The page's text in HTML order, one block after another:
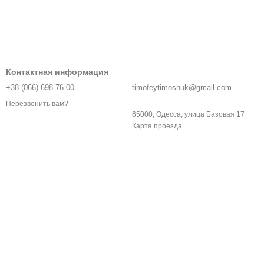
Контактная информация
+38 (066) 698-76-00
Перезвонить вам?
timofeytimoshuk@gmail.com
65000, Одесса, улица Базовая 17
Карта проезда